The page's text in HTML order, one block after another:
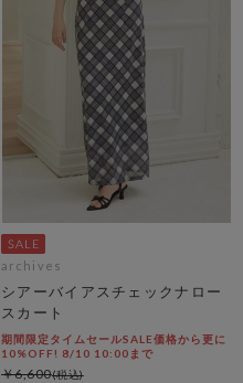
archives
シアーバイアスチェックナロー
スカート
期間限定タイムセールSALE価格から更に
10%OFF! 8/10 10:00まで
￥6,600